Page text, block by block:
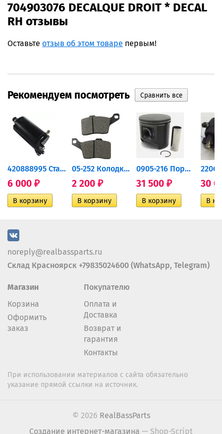
704903076 DECALQUE DROIT * DECAL
RH отзывы
Оставьте отзыв об этом товаре первым!
Рекомендуем посмотреть
420888995 Стартер для...
6 000 ₽
05-252 Колодки тормозные...
2 200 ₽
0905-216 Поршень Arctic Cat...
31 500 ₽ 30
noreply@realbassparts.ru
Склад Красноярск +79835024600 (WhatsApp, Telegram)
Магазин
Корзина
Оформить
заказ
Покупателю
Оплата и
Доставка
Возврат и
гарантия
Контакты
При использовании материалов с сайта обязательно
указание прямой ссылки на источник.
© 2026 RealBassParts
Создание интернет-магазина — Shop-Script